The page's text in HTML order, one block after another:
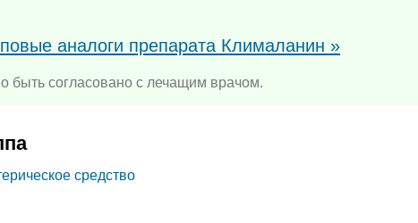
аналоги препарата Клималанин »
быть согласовано с лечащим врачом.
средство